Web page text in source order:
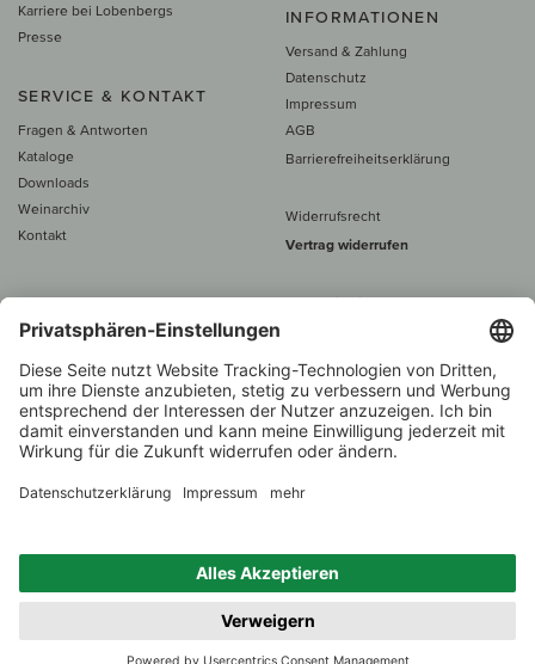
Karriere bei Lobenbergs
Presse
SERVICE & KONTAKT
Fragen & Antworten
Kataloge
Downloads
Weinarchiv
Kontakt
INFORMATIONEN
Versand & Zahlung
Datenschutz
Impressum
AGB
Barrierefreiheitserklärung
Widerrufsrecht
Vertrag widerrufen
Alle Preise inkl. MwSt., zzgl. 5 €
60 € versand­kosten­
Beratung unter
1.000 Winzer –
Weinhändler
des Jahres 2022
Zurück